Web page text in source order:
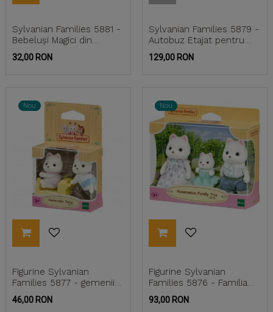
Sylvanian Families 5881 -
Bebeluși Magici din
Pădure
Pret
32,00 RON
Sylvanian Families 5879 -
Autobuz Etajat pentru
Grădiniță
Pret
129,00 RON
Nou
Figurine Sylvanian
Families 5877 - gemenii
căței Pomeranian
Pret
46,00 RON
Nou
Figurine Sylvanian
Families 5876 - Familia
de căței Pomeranian
Pret
93,00 RON